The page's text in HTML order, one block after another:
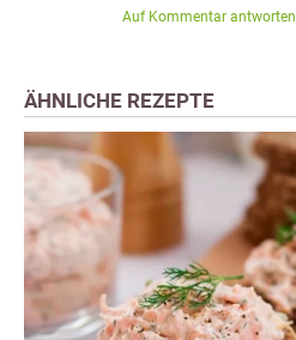
Auf Kommentar antworten
ÄHNLICHE REZEPTE